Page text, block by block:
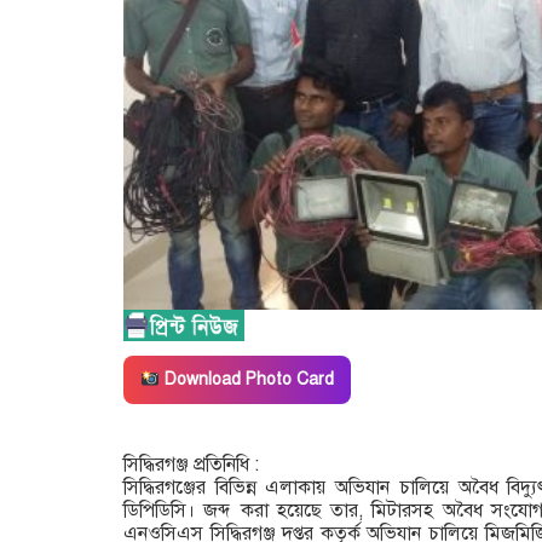
Download Photo Card
সিদ্ধিরগঞ্জ প্রতিনিধি :
সিদ্ধিরগঞ্জের বিভিন্ন এলাকায় অভিযান চালিয়ে অবৈধ
ডিপিডিসি। জব্দ করা হয়েছে তার, মিটারসহ অবৈধ
এনওসিএস সিদ্ধিরগঞ্জ দপ্তর কতৃর্ক অভিযান চালিয়ে